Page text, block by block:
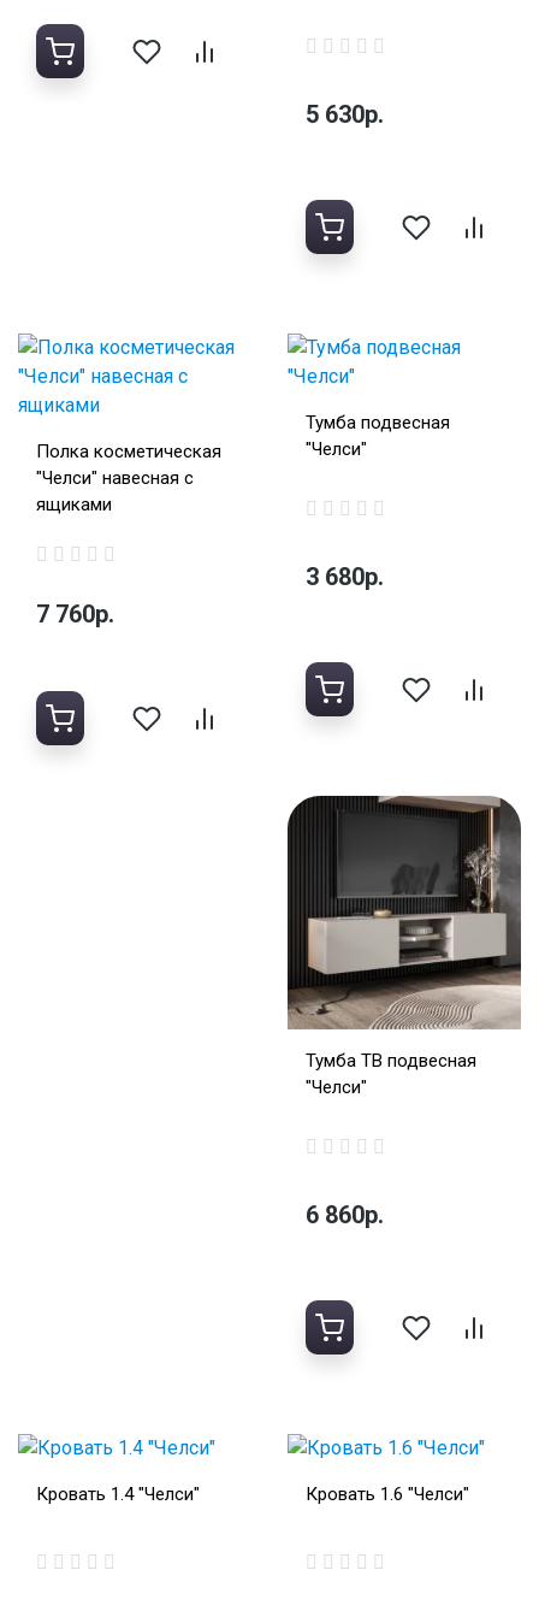
5 630р.
Полка косметическая
"Челси" навесная с
ящиками
7 760р.
Тумба подвесная
"Челси"
3 680р.
Тумба ТВ подвесная
"Челси"
6 860р.
Кровать 1.4 "Челси" Кровать 1.6 "Челси"